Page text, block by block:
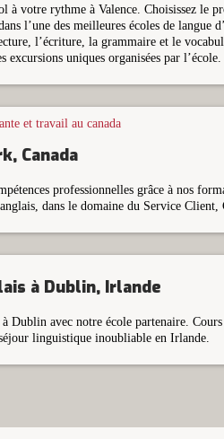
à votre rythme à Valence. Choisissez le
l’une des meilleures écoles de langue
l’écriture, la grammaire et le
excursions uniques organisées par l’école.
Canada
professionnelles grâce à nos
dans le domaine du Service
à Dublin, Irlande
Dublin avec notre école partenaire.
linguistique inoubliable en Irlande.